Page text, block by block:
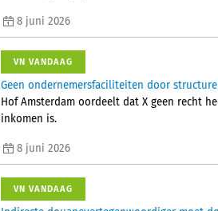
8 juni 2026
VN VANDAAG
Geen ondernemersfaciliteiten door
Hof Amsterdam oordeelt dat X geen recht
inkomen is.
8 juni 2026
VN VANDAAG